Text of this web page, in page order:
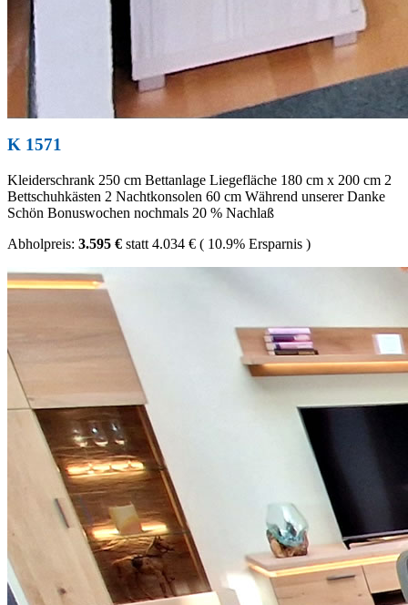
K 1571
Kleiderschrank 250 cm Bettanlage Liegefläche 180 cm x 200 cm 2
Bettschuhkästen 2 Nachtkonsolen 60 cm Während unserer Danke
Schön Bonuswochen nochmals 20 % Nachlaß
Abholpreis: 3.595 € statt 4.034 € ( 10.9% Ersparnis )